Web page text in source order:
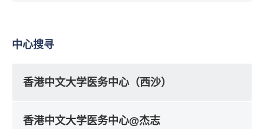
中心搜寻
香港中文大学医务中心（西沙）
香港中文大学医务中心@杰志